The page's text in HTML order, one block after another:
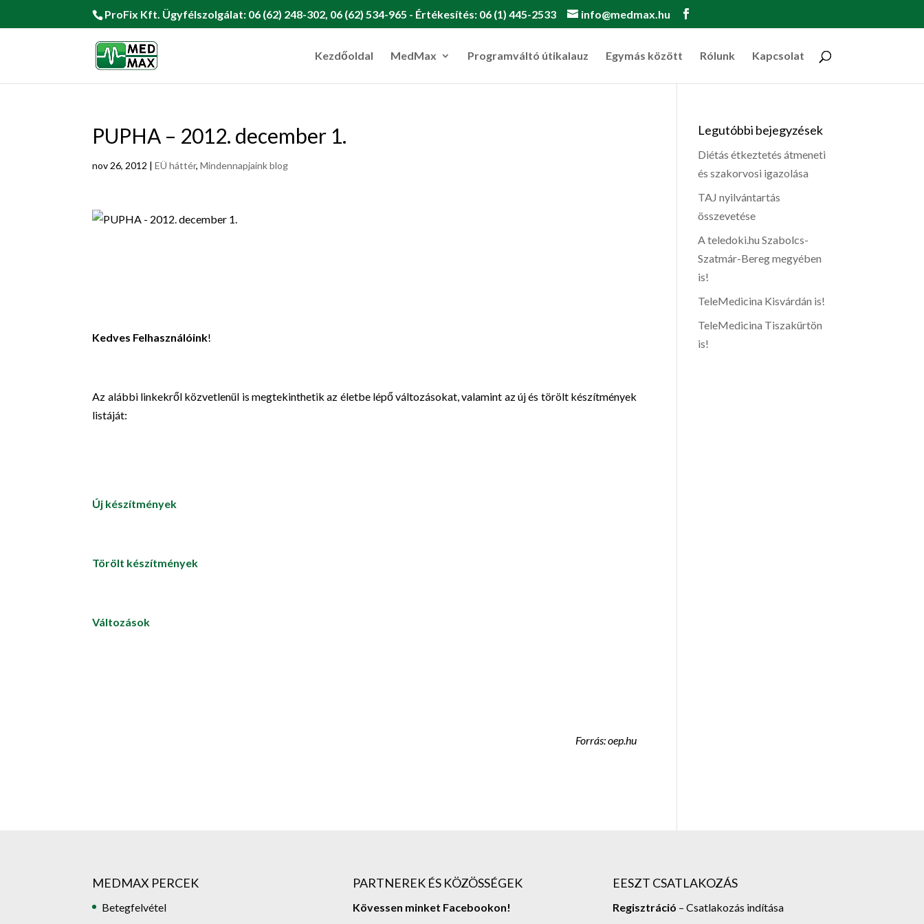
ProFix Kft. Ügyfélszolgálat: 06 (62) 248-302, 06 (62) 534-965 - Értékesítés: 06 (1) 445-2533 info@medmax.hu
Kezdőoldal MedMax Programváltó útikalauz Egymás között Rólunk Kapcsolat
PUPHA – 2012. december 1.
nov 26, 2012 |EÜ háttér,Mindennapjaink blog
Kedves Felhasználóink!
Az alábbi linkekről közvetlenül is megtekinthetik az életbe lépő változásokat, valamint az új és törölt készítmények
listáját:
Új készítmények
Törölt készítmények
Változások
Forrás: oep.hu
Legutóbbi bejegyzések
Diétás étkeztetés átmeneti
és szakorvosi igazolása
TAJ nyilvántartás
összevetése
A teledoki.hu Szabolcs-
Szatmár-Bereg megyében
is!
TeleMedicina Kisvárdán is!
TeleMedicina Tiszakürtön
is!
MEDMAX PERCEK
Betegfelvétel
PARTNEREK ÉS KÖZÖSSÉGEK
Kövessen minket Facebookon!
EESZT CSATLAKOZÁS
Regisztráció – Csatlakozás indítása